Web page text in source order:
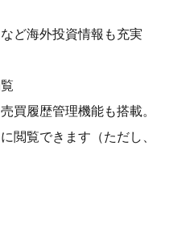
ど海外投資情報も充実
買履歴管理機能も搭載。
閲覧できます（ただし、